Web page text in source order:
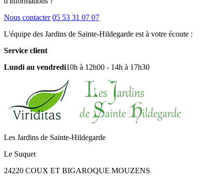
Nous contacter 05 53 31 07 07
L'équipe des Jardins de Sainte-Hildegarde est à votre écoute :
Service client
Lundi au vendredi10h à 12h00 - 14h à 17h30
Les Jardins de Sainte-Hildegarde
Le Suquet
24220 COUX ET BIGAROQUE MOUZENS